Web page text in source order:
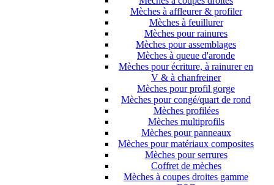
Mèches à affleurer & profiler
Mèches à feuillurer
Mèches pour rainures
Mèches pour assemblages
Mèches à queue d'aronde
Mèches pour écriture, à rainurer en
V & à chanfreiner
Mèches pour profil gorge
Mèches pour congé/quart de rond
Mèches profilées
Mèches multiprofils
Mèches pour panneaux
Mèches pour matériaux composites
Mèches pour serrures
Coffret de mèches
Mèches à coupes droites gamme